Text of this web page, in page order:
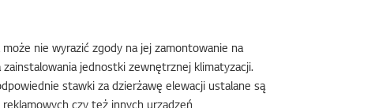
nie wyrazić zgody na jej zamontowanie na
jednostki zewnętrznej klimatyzacji.
stawki za dzierżawę elewacji ustalane są